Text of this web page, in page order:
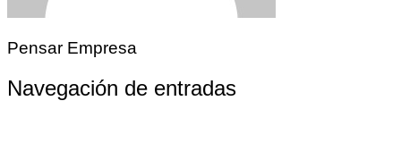
Pensar Empresa
Navegación de entradas